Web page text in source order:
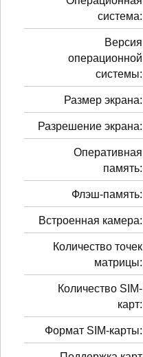
система:
Версия
операционной
системы:
Размер экрана:
Разрешение экрана:
Оперативная
память:
Флэш-память:
Встроенная камера:
Количество точек
матрицы:
Количество SIM-
карт:
Формат SIM-карты: